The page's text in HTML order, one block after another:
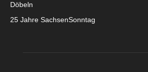
Döbeln
25 Jahre SachsenSonntag